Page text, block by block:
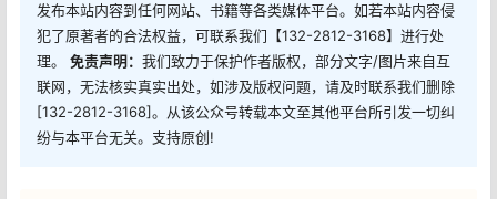
发布本站内容到任何网站、书籍等各类媒体平台。如若本站内容侵
犯了原著者的合法权益，可联系我们【132-2812-3168】进行处
理。 免责声明： 我们致力于保护作者版权，部分文字/图片来自互
联网，无法核实真实出处，如涉及版权问题，请及时联系我们删除
[132-2812-3168]。从该公众号转载本文至其他平台所引发一切纠
纷与本平台无关。支持原创!